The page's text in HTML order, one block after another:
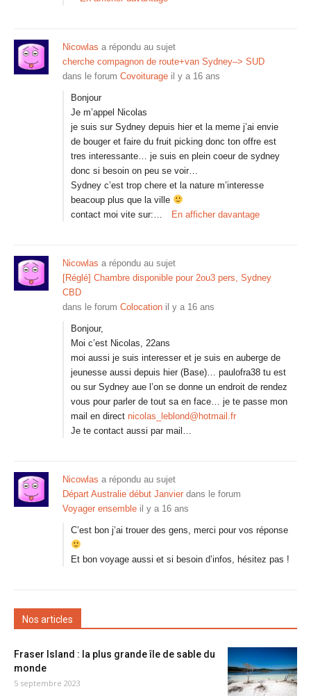
Nicowlas a répondu au sujet
cherche compagnon de route+van Sydney–> SUD
dans le forum Covoiturage il y a 16 ans
Bonjour
Je m’appel Nicolas
je suis sur Sydney depuis hier et la meme j’ai envie
de bouger et faire du fruit picking donc ton offre est
tres interessante… je suis en plein coeur de sydney
donc si besoin on peu se voir…
Sydney c’est trop chere et la nature m’interesse
beacoup plus que la ville
contact moi vite sur:…
En afficher davantage
Nicowlas a répondu au sujet
[Réglé] Chambre disponible pour 2ou3 pers, Sydney
CBD
dans le forum Colocation il y a 16 ans
Bonjour,
Moi c’est Nicolas, 22ans
moi aussi je suis interesser et je suis en auberge de
jeunesse aussi depuis hier (Base)… paulofra38 tu est
ou sur Sydney aue l’on se donne un endroit de rendez
vous pour parler de tout sa en face… je te passe mon
mail en direct nicolas_leblond@hotmail.fr
Je te contact aussi par mail…
Nicowlas a répondu au sujet
Départ Australie début Janvier dans le forum
Voyager ensemble il y a 16 ans
C’est bon j’ai trouer des gens, merci pour vos réponse
Et bon voyage aussi et si besoin d’infos, hésitez pas !
Nos articles
Fraser Island : la plus grande île de sable du
monde
5 septembre 2023